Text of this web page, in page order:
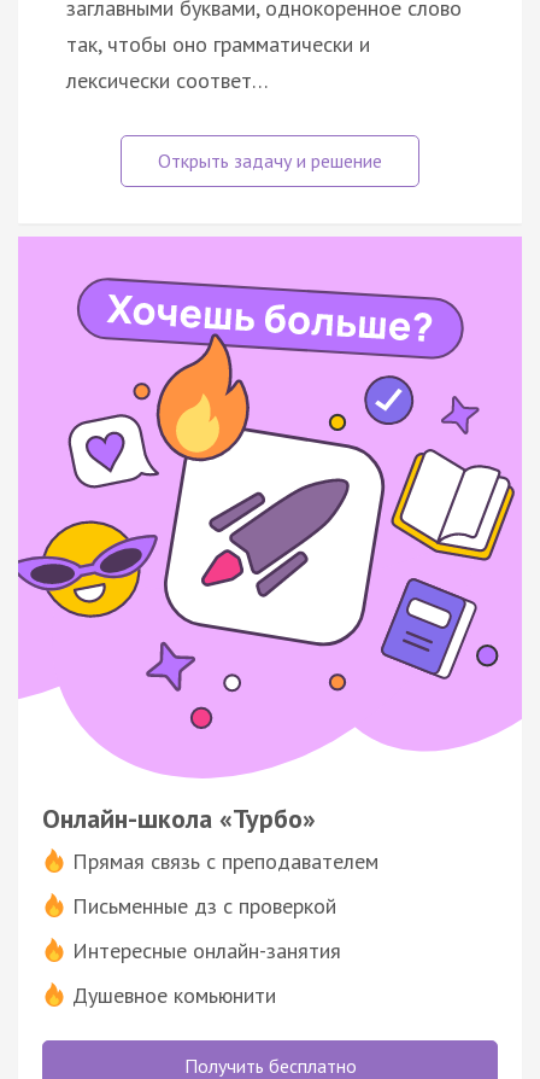
заглавными буквами, однокоренное слово
так, чтобы оно грамматически и
лексически соответ…
Онлайн-школа «Турбо»
Прямая связь с преподавателем
Письменные дз с проверкой
Интересные онлайн-занятия
Душевное комьюнити
Получить бесплатно